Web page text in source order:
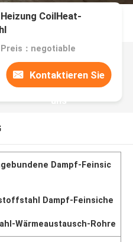
CoilHeat-
Preis：negotiable
Kontaktieren Sie
uns
Dampf-Feinsic
Dampf-Feinsiche
Wärmeaustausch-Rohre